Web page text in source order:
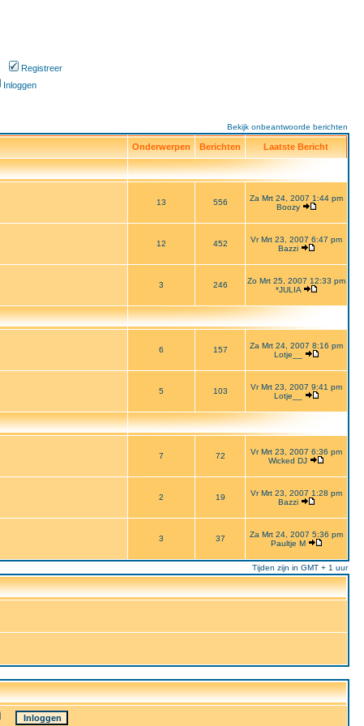
Registreer
Inloggen
Bekijk onbeantwoorde berichten
Onderwerpen Berichten Laatste Bericht
13 556
Za Mrt 24, 2007 1:44 pm
Boozy
12 452
Vr Mrt 23, 2007 6:47 pm
Bazzi
3 246
Zo Mrt 25, 2007 12:33 pm
*JULIA
6 157
Za Mrt 24, 2007 8:16 pm
Lotje__
5 103
Vr Mrt 23, 2007 9:41 pm
Lotje__
7 72
Vr Mrt 23, 2007 6:36 pm
Wicked DJ
2 19
Vr Mrt 23, 2007 1:28 pm
Bazzi
3 37
Za Mrt 24, 2007 5:36 pm
Paultje M
Tijden zijn in GMT + 1 uur